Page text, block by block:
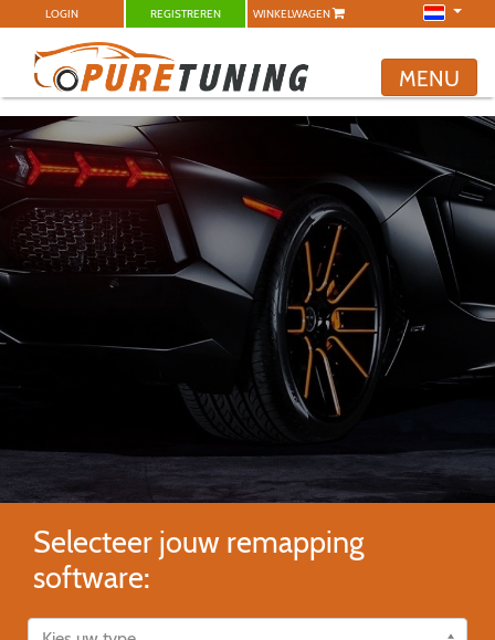
LOGIN REGISTREREN WINKELWAGEN
MENU
Selecteer jouw remapping
software: